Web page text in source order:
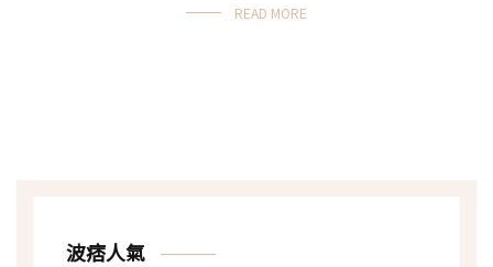
READ MORE
波痞人氣